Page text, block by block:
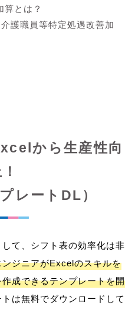
算とは？
護職員等特定処遇改善加
から生産性向
レートDL）
て、シフト表の効率化は非
ンジニアがExcelのスキルを
成できるテンプレートを開
は無料でダウンロードして